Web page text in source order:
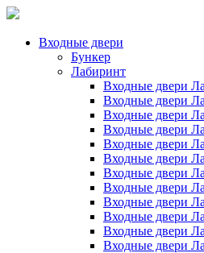
Входные двери
Бункер
Лабиринт
Входные двери
Входные двери
Входные двери
Входные двери
Входные двери
Входные двери
Входные двери
Входные двери
Входные двери
Входные двери
Входные двери
Входные двери